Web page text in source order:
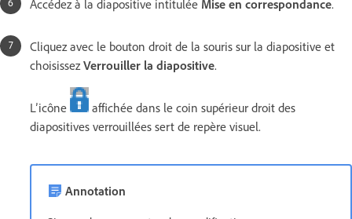
Accédez à la diapositive intitulée Mise en correspondance.
Cliquez avec le bouton droit de la souris sur la diapositive et
choisissezVerrouiller la diapositive.
L’icône
affichée dans le coin supérieur droit des
diapositives verrouillées sert de repère visuel.
Annotation